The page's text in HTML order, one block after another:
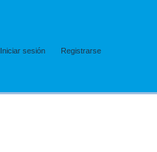
Iniciar sesión Registrarse